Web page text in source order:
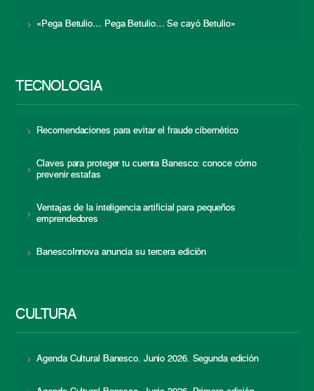
«Pega Betulio… Pega Betulio… Se cayó Betulio»
TECNOLOGÍA
Recomendaciones para evitar el fraude cibernético
Claves para proteger tu cuenta Banesco: conoce cómo
prevenir estafas
Ventajas de la inteligencia artificial para pequeños
emprendedores
BanescoInnova anuncia su tercera edición
CULTURA
Agenda Cultural Banesco. Junio 2026. Segunda edición